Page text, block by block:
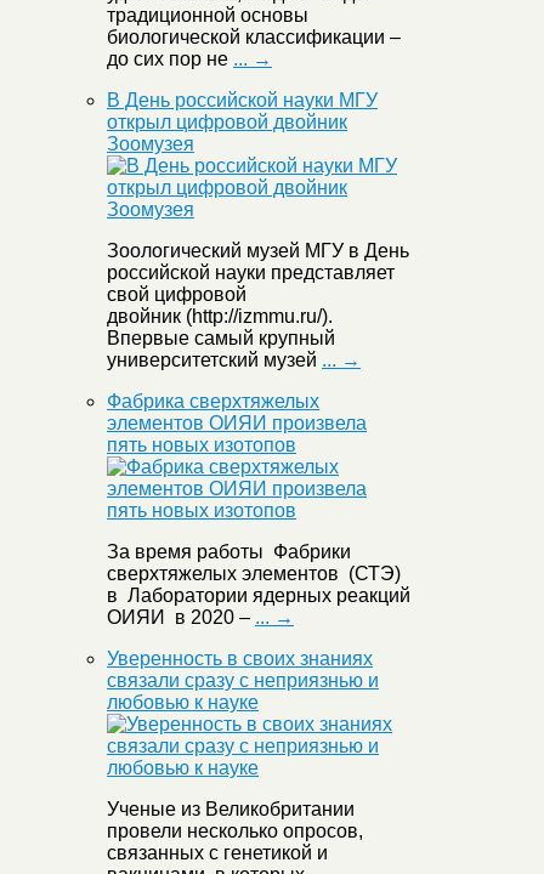
традиционной основы
биологической классификации –
до сих пор не ... →
В День российской науки МГУ
открыл цифровой двойник
Зоомузея
Зоологический музей МГУ в День
российской науки представляет
свой цифровой
двойник (http://izmmu.ru/).
Впервые самый крупный
университетский музей ... →
Фабрика сверхтяжелых
элементов ОИЯИ произвела
пять новых изотопов
За время работы Фабрики
сверхтяжелых элементов (СТЭ)
в Лаборатории ядерных реакций
ОИЯИ в 2020 – ... →
Уверенность в своих знаниях
связали сразу с неприязнью и
любовью к науке
Ученые из Великобритании
провели несколько опросов,
связанных с генетикой и